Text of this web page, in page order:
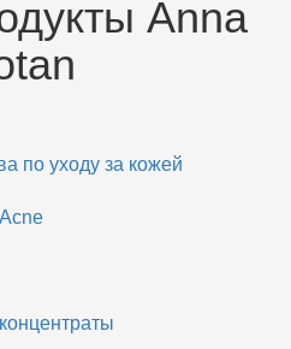
Anna
по уходу за кожей